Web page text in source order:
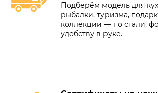
Подберём модель для
рыбалки, туризма,
коллекции — по стали,
удобству в руке.